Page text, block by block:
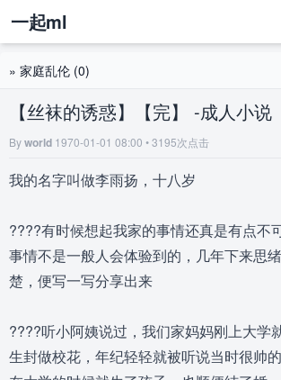
一起ml
» 家庭乱伦 (0)
【丝袜的诱惑】【完】 -成人小说
Byworld 1970-01-01 08:00 • 3195次点击
我的名字叫做李雨扬，十八岁
????有时候想起我家的事情还真是有点不
事情不是一般人会体验到的，几年下来思
楚，便写一写分享出来
????听小阿姨说过，我们家妈妈刚上大学
生封做校花，年纪轻轻就被听说当时很帅